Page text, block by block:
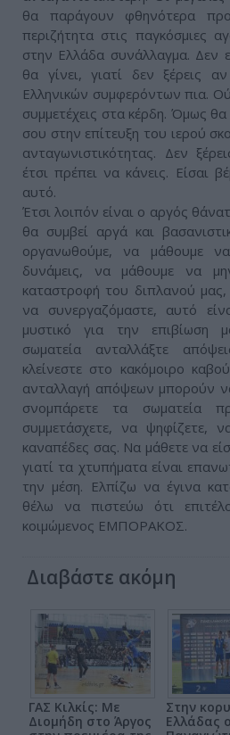
θα παράγουν φθηνότερα
περιζήτητα στις παγκόσμιες
στην Ελλάδα συνάλλαγμα. Δεν
θα γίνει, γιατί δεν ξέρεις αν
Ελληνικών συμφερόντων πια.
συμμετέχεις στα κέρδη. Όμως θα
σου στην επίτευξη του ιερού
ανταγωνιστικότητας. Δεν
έτσι πρέπει να κάνεις. Είσαι
αυτό.
Έτσι λοιπόν είναι ο αργός
θα συμβεί αργά και
οργανωθούμε, να μάθουμε
δυνάμεις, να μάθουμε να
καταστροφή του διπλανού
να συνεργαζόμαστε, αυτό
μυστικό για την επιβίωση
σωματεία ανταλλάξτε
κλείνεστε στο κακόμοιρο
ανταλλαγή απόψεων μπορούν
σνομπάρετε τα σωματεία
συμμετάσχετε, να ψηφίζετε,
καναπέδες σας. Να μάθετε να
γιατί τα χτυπήματα είναι
την μέση. Ελπίζω να έγινα
θέλω να πιστεύω ότι
κοιμώμενος ΕΜΠΟΡΑΚΟΣ.
Διαβάστε ακόμη
ΓΑΣ Κιλκίς: Με
Διομήδη στο Άργος
Στην
Ελλάδας